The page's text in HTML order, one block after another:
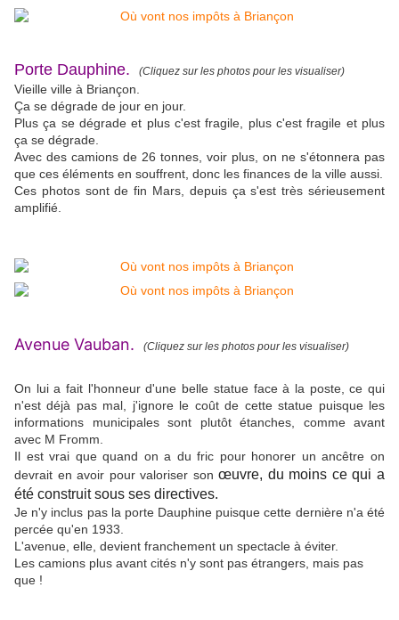
Porte Dauphine. (Cliquez sur les photos pour les visualiser)
Vieille ville à Briançon.
Ça se dégrade de jour en jour.
Plus ça se dégrade et plus c'est fragile, plus c'est fragile et plus
ça se dégrade.
Avec des camions de 26 tonnes, voir plus, on ne s'étonnera pas
que ces éléments en souffrent, donc les finances de la ville aussi.
Ces photos sont de fin Mars, depuis ça s'est très sérieusement
amplifié.
Avenue Vauban. (Cliquez sur les photos pour les visualiser)
On lui a fait l'honneur d'une belle statue face à la poste, ce qui
n'est déjà pas mal, j'ignore le coût de cette statue puisque les
informations municipales sont plutôt étanches, comme avant
avec M Fromm.
Il est vrai que quand on a du fric pour honorer un ancêtre on
devrait en avoir pour valoriser sonœuvre, du moins ce qui a
été construit sous ses directives.
Je n'y inclus pas la porte Dauphine puisque cette dernière n'a été
percée qu'en 1933.
L'avenue, elle, devient franchement un spectacle à éviter.
Les camions plus avant cités n'y sont pas étrangers, mais pas
que !